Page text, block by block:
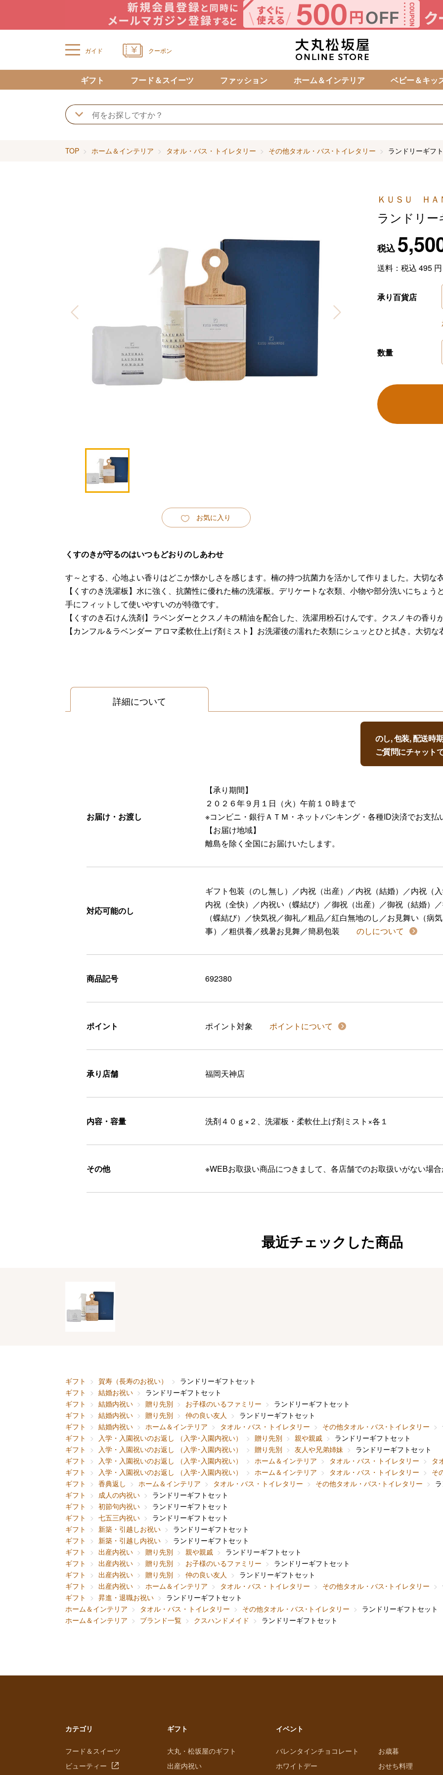
ガイド クーポン
カ
ギフト フード＆スイーツ ファッション ホーム＆インテリア ベビー＆キッ
TOP ホーム＆インテリア タオル・バス・トイレタリー その他タオル・バス･トイレタリー ランドリーギフ
お気に入り
ＫＵＳＵ ＨＡ
ランドリー
税込
送料：税込 495円
承り百貨店
数量
くすのきが守るのはいつもどおりのしあわせ
す～とする、心地よい香りはどこか懐かしさを感じます。楠の持つ抗菌力を活かして作りました。大切な
【くすのき洗濯板】水に強く、抗菌性に優れた楠の洗濯板。デリケートな衣類、小物や部分洗いにちょ
手にフィットして使いやすいのが特徴です。
【くすのき石けん洗剤】ラベンダーとクスノキの精油を配合した、洗濯用粉石けんです。クスノキの香り
【カンフル＆ラベンダー アロマ柔軟仕上げ剤ミスト】お洗濯後の濡れた衣類にシュッとひと拭き。大切な
詳細について
のし, 包装, 配送時
ご質問にチャット
お届け・お渡し
【承り期間】
２０２６年９月１日（火）午前１０時まで
※コンビニ・銀行ＡＴＭ・ネットバンキング・各種ID決済でお支
【お届け地域】
離島を除く全国にお届けいたします。
対応可能のし
ギフト包装（のし無し）／内祝（出産）／内祝（結婚）／内祝（
内祝（全快）／内祝い（蝶結び）／御祝（出産）／御祝（結婚）
（蝶結び）／快気祝／御礼／粗品／紅白無地のし／お見舞い（病
事）／粗供養／残暑お見舞／簡易包装
のしについて
商品記号 692380
ポイント ポイント対象 ポイントについて
承り店舗 福岡天神店
内容・容量 洗剤４０ｇ×２、洗濯板・柔軟仕上げ剤ミスト×各１
その他 ※WEBお取扱い商品につきまして、各店舗でのお取扱いがない場合
最近チェックした商品
ギフト 賀寿（長寿のお祝い）
ランドリーギフトセット
ギフト
結婚お祝い
ランドリーギフトセット
ギフト
結婚内祝い 贈り先別 お子様のいるファミリー
ランドリーギフトセット
ギフト
結婚内祝い 贈り先別 仲の良い友人
ランドリーギフトセット
ギフト
結婚内祝い ホーム＆インテリア タオル・バス・トイレタリー その他タオル・バス･トイレタリー
ギフト
入学・入園祝いのお返し （入学･入園内祝い） 贈り先別 親や親戚
ランドリーギフトセット
ギフト
入学・入園祝いのお返し （入学･入園内祝い） 贈り先別 友人や兄弟姉妹
ランドリーギフトセット
ギフト
入学・入園祝いのお返し （入学･入園内祝い） ホーム＆インテリア タオル・バス・トイレタリー タ
ギフト
入学・入園祝いのお返し （入学･入園内祝い） ホーム＆インテリア タオル・バス・トイレタリー そ
ギフト
香典返し ホーム＆インテリア タオル・バス・トイレタリー その他タオル・バス･トイレタリー
ギフト
成人の内祝い
ランドリーギフトセット
ギフト
初節句内祝い
ランドリーギフトセット
ギフト
七五三内祝い
ランドリーギフトセット
ギフト
新築・引越しお祝い
ランドリーギフトセット
ギフト
新築・引越し内祝い
ランドリーギフトセット
ギフト
出産内祝い 贈り先別 親や親戚
ランドリーギフトセット
ギフト
出産内祝い 贈り先別 お子様のいるファミリー
ランドリーギフトセット
ギフト
出産内祝い 贈り先別 仲の良い友人
ランドリーギフトセット
ギフト
出産内祝い ホーム＆インテリア タオル・バス・トイレタリー その他タオル・バス･トイレタリー
ギフト
昇進・退職お祝い
ランドリーギフトセット
ホーム＆インテリア
タオル・バス・トイレタリー その他タオル・バス･トイレタリー
ランドリーギフトセット
ホーム＆インテリア
ブランド一覧 クスハンドメイド ランドリーギフトセット
カテゴリ
フード＆スイーツ
ビューティー
ギフト
大丸・松坂屋のギフト
出産内祝い
イベント
バレンタインチョコレート
ホワイトデー
お歳暮
おせち料理